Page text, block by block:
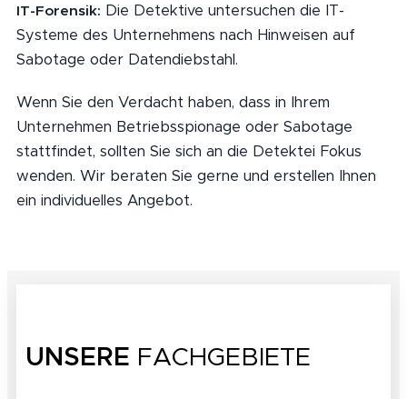
IT-Forensik: Die Detektive untersuchen die IT-
Systeme des Unternehmens nach Hinweisen auf
Sabotage oder Datendiebstahl.
Wenn Sie den Verdacht haben, dass in Ihrem
Unternehmen Betriebsspionage oder Sabotage
stattfindet, sollten Sie sich an die Detektei Fokus
wenden. Wir beraten Sie gerne und erstellen Ihnen
ein individuelles Angebot.
UNSERE FACHGEBIETE